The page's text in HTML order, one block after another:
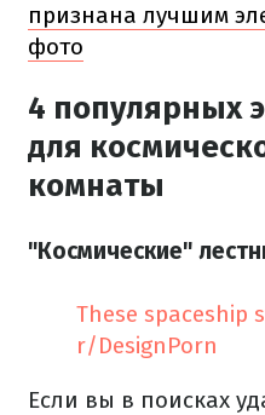
признана лучшим
фото
4 популярных
для
комнаты
"Космические"
These spaceship
r/DesignPorn
Если вы в поисках